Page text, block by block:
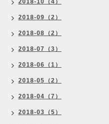
2018-10（4）
2018-09（2）
2018-08（2）
2018-07（3）
2018-06（1）
2018-05（2）
2018-04（7）
2018-03（5）